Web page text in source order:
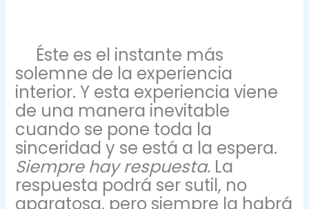
Éste es el instante más
solemne de la experiencia
interior. Y esta experiencia viene
de una manera inevitable
cuando se pone toda la
sinceridad y se está a la espera.
Siempre hay respuesta. La
respuesta podrá ser sutil, no
aparatosa, pero siempre la habrá